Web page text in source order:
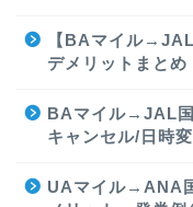
【BAマイル
デメリットまとめ
BAマイル→JAL国
キャンセル/日時
UAマイル→ANA